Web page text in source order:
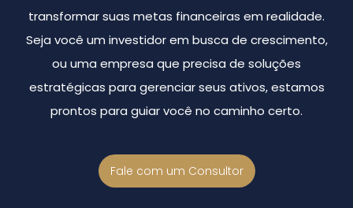
transformar suas metas financeiras em realidade.
Seja você um investidor em busca de crescimento,
ou uma empresa que precisa de soluções
estratégicas para gerenciar seus ativos, estamos
prontos para guiar você no caminho certo.
Fale com um Consultor